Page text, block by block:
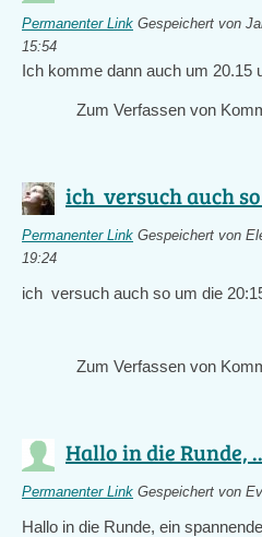
Permanenter Link Gespeichert von
15:54
Ich komme dann auch um 20.15
Zum Verfassen von
ich versuch auch
Permanenter Link Gespeichert von
19:24
ich versuch auch so um die
Zum Verfassen von
Hallo in die Runde, ..
Permanenter Link Gespeichert von
Hallo in die Runde, ein